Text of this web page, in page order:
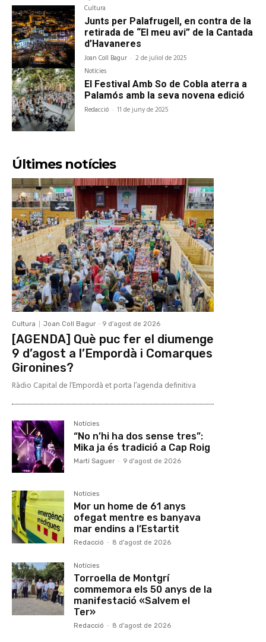
Cultura
Junts per Palafrugell, en contra de la
retirada de “El meu avi” de la Cantada
d’Havaneres
Joan Coll Bagur - 2 de juliol de 2025
Notícies
El Festival Amb So de Cobla aterra a
Palamós amb la seva novena edició
Redacció - 11 de juny de 2025
Últimes notícies
Cultura Joan Coll Bagur - 9 d'agost de 2026
[AGENDA] Què puc fer el diumenge
9 d’agost a l’Empordà i Comarques
Gironines?
Ràdio Capital de l’Empordà et porta l’agenda definitiva
Notícies
“No n’hi ha dos sense tres”:
Mika ja és tradició a Cap Roig
Martí Saguer - 9 d'agost de 2026
Notícies
Mor un home de 61 anys
ofegat mentre es banyava
mar endins a l’Estartit
Redacció - 8 d'agost de 2026
Notícies
Torroella de Montgrí
commemora els 50 anys de la
manifestació «Salvem el
Ter»
Redacció - 8 d'agost de 2026